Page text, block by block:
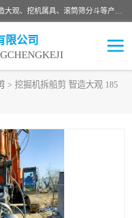
济宁智造工程科技有限公司是一家经营智造大观、挖机属具、滚筒筛分斗等产品的滑移装载机厂家。济宁智造工程科技有限公司奉行以质量赢得用户，诚信为本，互利共赢的宗旨，依靠雄厚的技术力量，科学的管理制度，先进的加工检测设备，始终坚持以客户为中心，免费咨询！
限公司
> 挖掘机拆船剪 智造大观 185
移动破碎机
粉碎钳
土壤修复